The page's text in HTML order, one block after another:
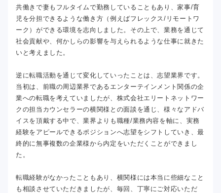
共働きで妻もフルタイムで勤務していることもあり、家事/育
児を分担できるような働き方（例えばフレックス/リモートワ
ーク）ができる環境を志向しました。その上で、業務を通じて
社会貢献や、何かしらの影響を与えられるような仕事に就きた
いと考えました。
逆に転職活動を通じて変化していったことは、志望業界です。
当初は、前職の周辺業界であるエンターテインメント関係の企
業への転職を考えていましたが、株式会社エリートネットワー
クの担当カウンセラーの横関様との面談を通じ、様々なアドバ
イスを頂戴する中で、業界よりも職種/業務内容を軸に、実務
経験をアピールできるポジションへ志望をシフトしていき、最
終的に無事複数の企業様から内定をいただくことができまし
た。
転職経験がなかったこともあり、横関様には本当に些細なこと
も相談させていただきましたが、毎回、丁寧にご対応いただ